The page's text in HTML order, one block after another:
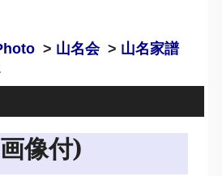
> 山名会> 山名家譜
像付)